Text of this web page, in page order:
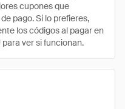
cupones que
pago. Si lo prefieres,
los códigos al pagar en
ver si funcionan.